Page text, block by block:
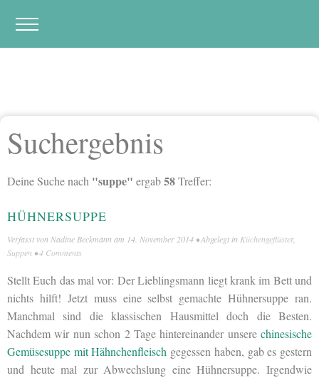
Suchergebnis
Deine Suche nach "suppe" ergab58Treffer:
HÜHNERSUPPE
Verfasst von Nadine Beckmann am 14. November 2014 • Abgelegt in Küchengeflüster,
Suppen •4 Comments
Stellt Euch das mal vor: Der Lieblingsmann liegt krank im Bett und
nichts hilft! Jetzt muss eine selbst gemachte Hühnersuppe ran.
Manchmal sind die klassischen Hausmittel doch die Besten.
Nachdem wir nun schon 2 Tage hintereinander unsere chinesische
Gemüsesuppe mit Hähnchenfleisch gegessen haben, gab es gestern
und heute mal zur Abwechslung eine Hühnersuppe. Irgendwie